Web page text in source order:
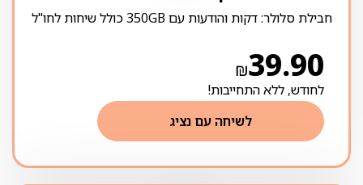
חבילת סלולר: דקות והודעות עם 350GB כולל שיחות לחו"ל
₪39.90
לחודש, ללא התחייבות!
לשיחה עם נציג